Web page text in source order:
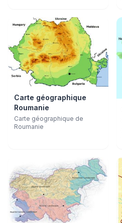
Carte géographique
Roumanie
Carte géographique de
Roumanie